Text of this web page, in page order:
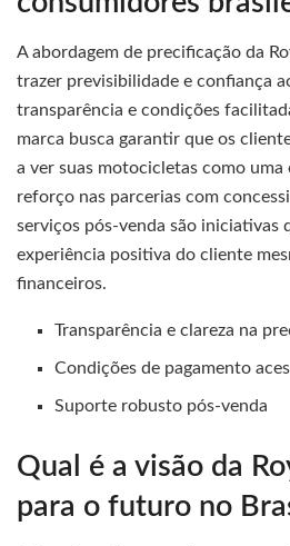
A abordagem de precificação da
trazer previsibilidade e confiança
transparência e condições
marca busca garantir que os
a ver suas motocicletas como uma
reforço nas parcerias com
serviços pós-venda são iniciativas
experiência positiva do cliente
financeiros.
Transparência e clareza na
Condições de pagamento
Suporte robusto pós-venda
Qual é a visão da
para o futuro no